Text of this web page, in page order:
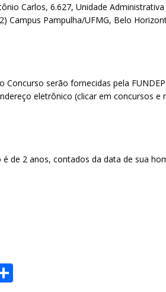
Carlos, 6.627, Unidade
Campus Pampulha/UFMG, Belo
serão fornecidas pela
eletrônico (clicar em concursos e
é de 2 anos, contados da data de sua